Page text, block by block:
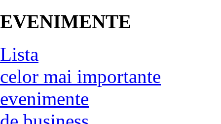
EVENIMENTE
Lista
celor mai importante
evenimente